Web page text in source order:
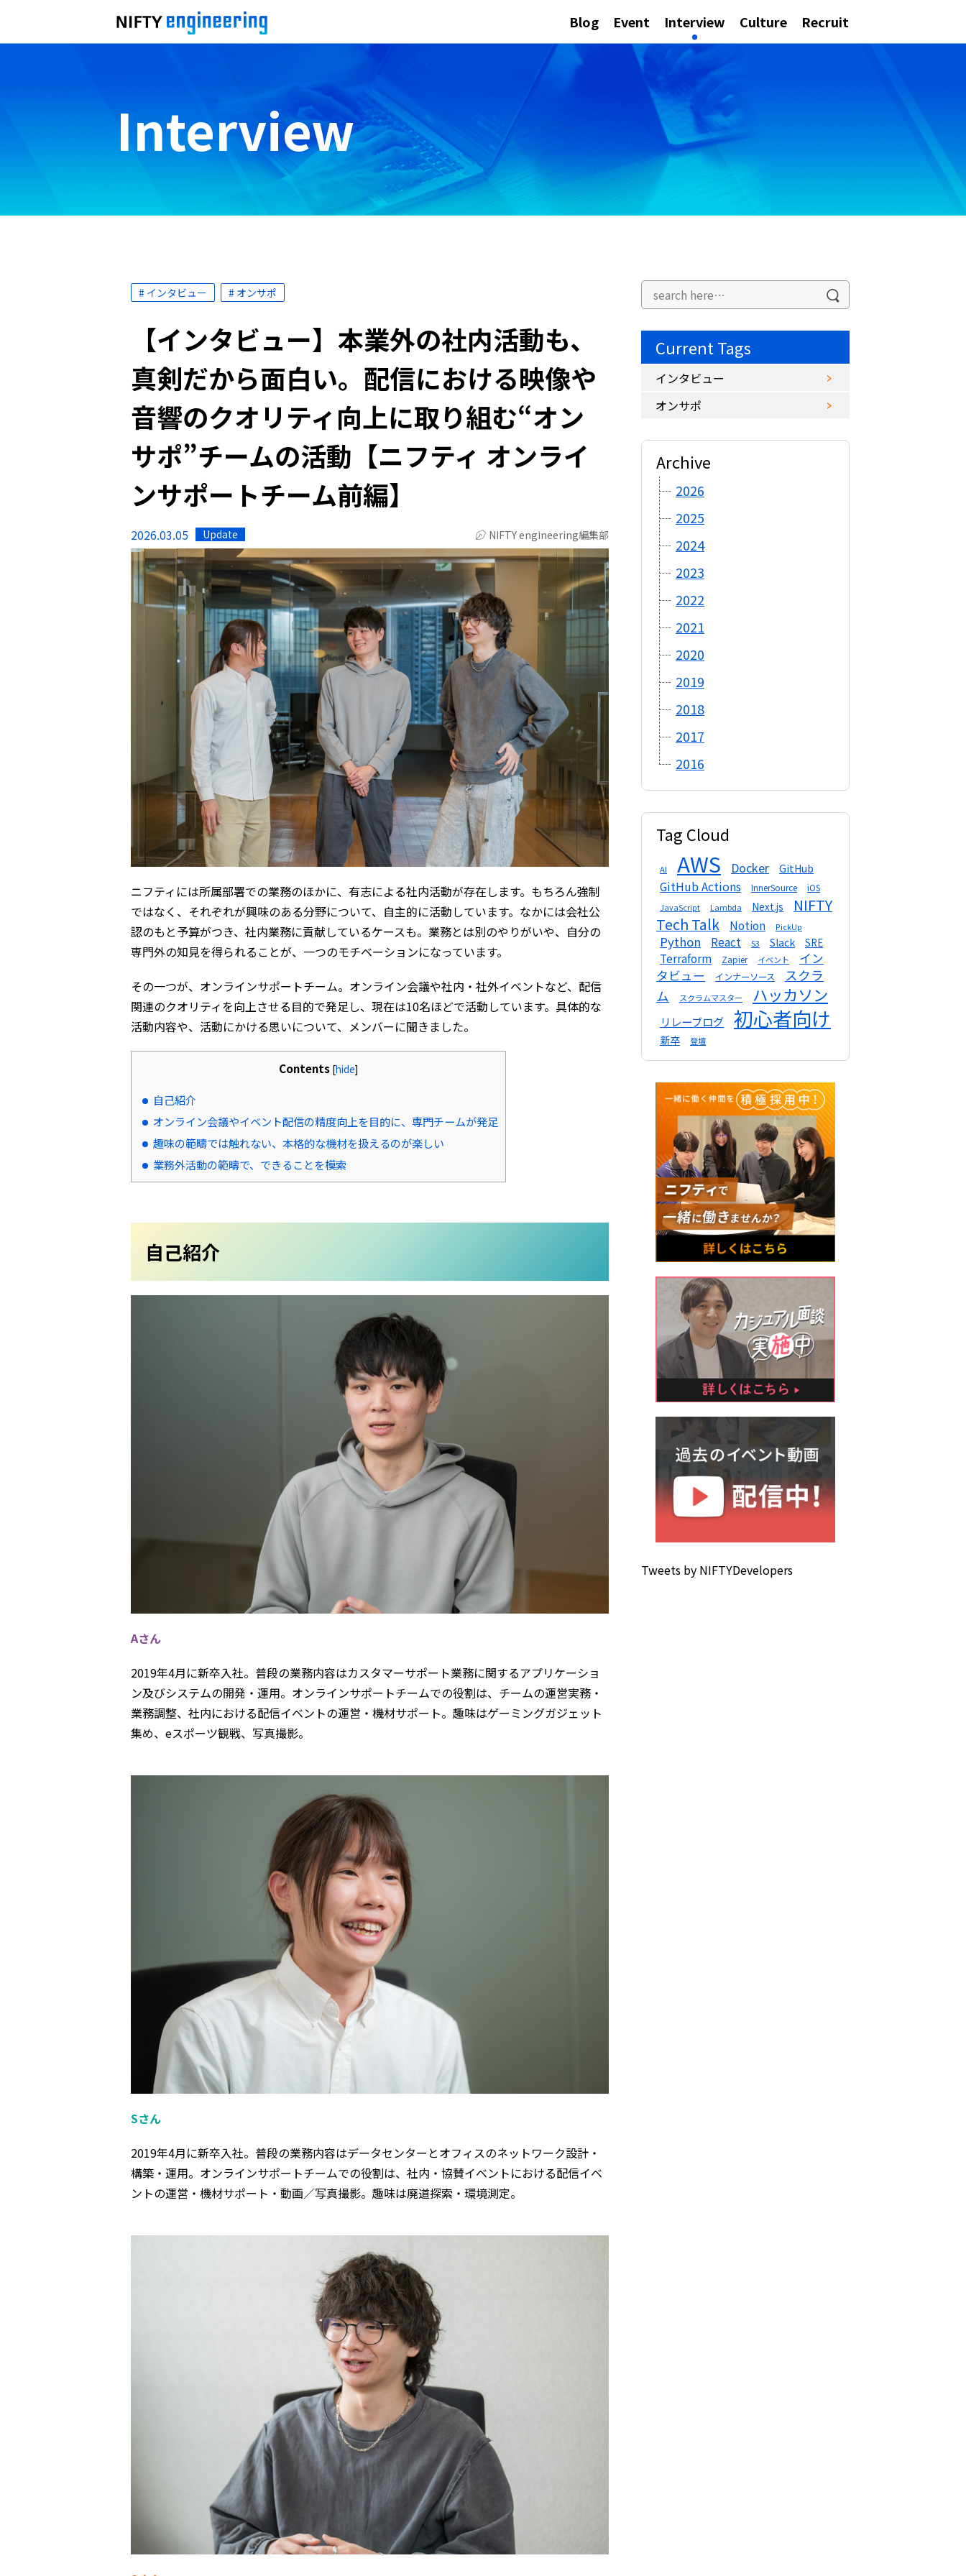
Blog Event Interview Culture Recruit
Interview
# インタビュー # オンサポ
【インタビュー】本業外の社内活動も、
真剣だから面白い。配信における映像や
音響のクオリティ向上に取り組む“オン
サポ”チームの活動【ニフティ オンライ
ンサポートチーム前編】
2026.03.05 Update NIFTY engineering編集部
ニフティには所属部署での業務のほかに、有志による社内活動が存在します。もちろん強制
ではなく、それぞれが興味のある分野について、自主的に活動しています。なかには会社公
認のもと予算がつき、社内業務に貢献しているケースも。業務とは別のやりがいや、自分の
専門外の知見を得られることが、一つのモチベーションになっています。
その一つが、オンラインサポートチーム。オンライン会議や社内・社外イベントなど、配信
関連のクオリティを向上させる目的で発足し、現在は10名ほどで活動しています。具体的な
活動内容や、活動にかける思いについて、メンバーに聞きました。
Contents [hide]
自己紹介
オンライン会議やイベント配信の精度向上を目的に、専門チームが発足
趣味の範疇では触れない、本格的な機材を扱えるのが楽しい
業務外活動の範疇で、できることを模索
自己紹介
Aさん
2019年4月に新卒入社。普段の業務内容はカスタマーサポート業務に関するアプリケーショ
ン及びシステムの開発・運用。オンラインサポートチームでの役割は、チームの運営実務・
業務調整、社内における配信イベントの運営・機材サポート。趣味はゲーミングガジェット
集め、eスポーツ観戦、写真撮影。
Sさん
2019年4月に新卒入社。普段の業務内容はデータセンターとオフィスのネットワーク設計・
構築・運用。オンラインサポートチームでの役割は、社内・協賛イベントにおける配信イベ
ントの運営・機材サポート・動画／写真撮影。趣味は廃道探索・環境測定。
Current Tags
インタビュー
オンサポ
Archive
2026
2025
2024
2023
2022
2021
2020
2019
2018
2017
2016
Tag Cloud
AI AWS Docker GitHub
GitHub Actions InnerSource iOS
JavaScript Lambda Next.js
NIFTY
Tech Talk
Notion PickUp
Python React S3 Slack SRE
Terraform Zapier イベント
イン
タビュー
インナーソース
スクラ
ム
スクラムマスター ハッカソン
リレーブログ 初心者向け
新卒 登壇
Tweets by NIFTYDevelopers